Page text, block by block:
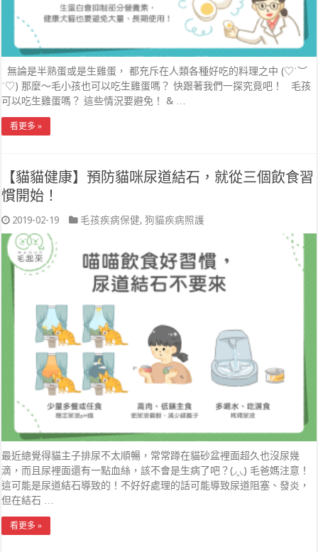
無論是半熟蛋或是生雞蛋， 都充斥在人類各種好吃的料理之中 (♡˙︶
˙♡) 那麼～毛小孩也可以吃生雞蛋嗎？ 快跟著我們一探究竟吧！ 毛孩
可以吃生雞蛋嗎？ 這些情況要避免！ & …
看更多 »
【貓貓健康】預防貓咪尿道結石，就從三個飲食習
慣開始！
2019-02-19 毛孩疾病保健,狗貓疾病照護
最近總覺得貓主子排尿不太順暢，常常蹲在貓砂盆裡面超久也沒尿幾
滴，而且尿裡面還有一點血絲，該不會是生病了吧？(◞‸◟) 毛爸媽注意！
這可能是尿道結石導致的！不好好處理的話可能導致尿道阻塞、發炎，
但在結石 …
看更多 »